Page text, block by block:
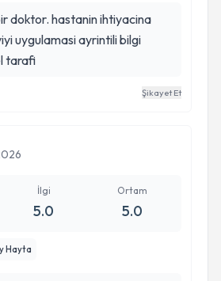
doktor. hastanin ihtiyacina
uygulamasi ayrintili bilgi
tarafi
Şikayet Et
İlgi
5.0
Ortam
5.0
Hayta